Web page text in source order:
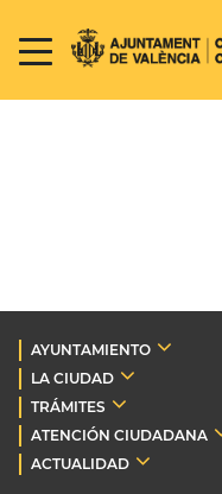
AYUNTAMIENTO
LA CIUDAD
TRÁMITES
ATENCIÓN CIUDADANA
ACTUALIDAD